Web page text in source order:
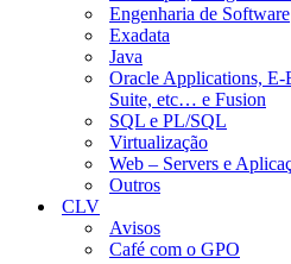
Engenharia de Software
Exadata
Java
Oracle Applications, E-
Suite, etc… e Fusion
SQL e PL/SQL
Virtualização
Web – Servers e
Outros
CLV
Avisos
Café com o GPO